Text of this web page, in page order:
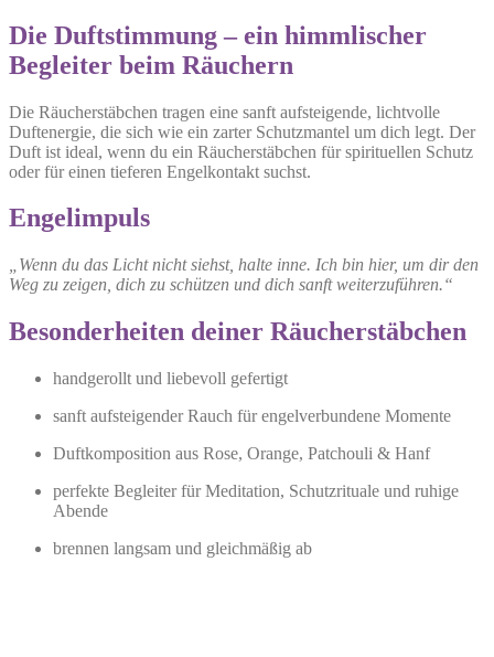
Die Duftstimmung – ein himmlischer
Begleiter beim Räuchern
Die Räucherstäbchen tragen eine sanft aufsteigende, lichtvolle
Duftenergie, die sich wie ein zarter Schutzmantel um dich legt. Der
Duft ist ideal, wenn du ein Räucherstäbchen für spirituellen Schutz
oder für einen tieferen Engelkontakt suchst.
Engelimpuls
„Wenn du das Licht nicht siehst, halte inne. Ich bin hier, um dir den
Weg zu zeigen, dich zu schützen und dich sanft weiterzuführen.“
Besonderheiten deiner Räucherstäbchen
handgerollt und liebevoll gefertigt
sanft aufsteigender Rauch für engelverbundene Momente
Duftkomposition aus Rose, Orange, Patchouli & Hanf
perfekte Begleiter für Meditation, Schutzrituale und ruhige
Abende
brennen langsam und gleichmäßig ab